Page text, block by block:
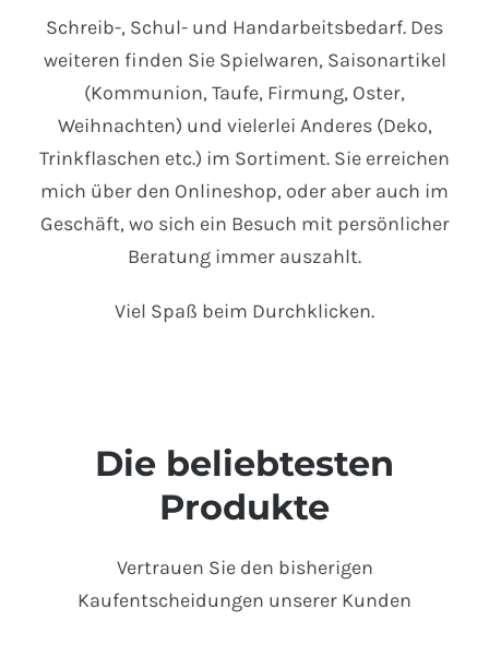
Schreib-, Schul- und Handarbeitsbedarf. Des
weiteren finden Sie Spielwaren, Saisonartikel
(Kommunion, Taufe, Firmung, Oster,
Weihnachten) und vielerlei Anderes (Deko,
Trinkflaschen etc.) im Sortiment. Sie erreichen
mich über den Onlineshop, oder aber auch im
Geschäft, wo sich ein Besuch mit persönlicher
Beratung immer auszahlt.
Viel Spaß beim Durchklicken.
Die beliebtesten
Produkte
Vertrauen Sie den bisherigen
Kaufentscheidungen unserer Kunden